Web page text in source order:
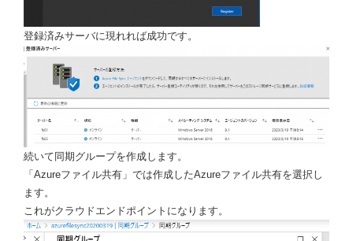
登録済みサーバに現れれば成功です。
続いて同期グループを作成します。
「Azureファイル共有」では作成したAzureファイル共有を選択し
ます。
これがクラウドエンドポイントになります。